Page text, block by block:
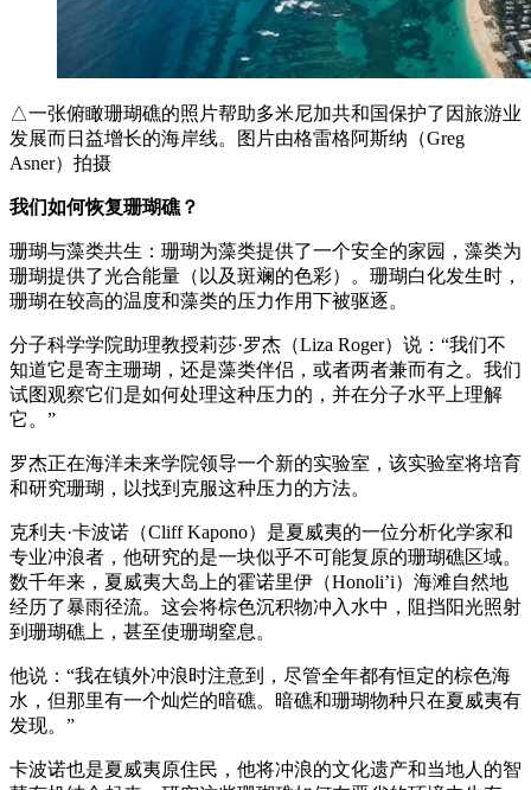
△一张俯瞰珊瑚礁的照片帮助多米尼加共和国保护了因旅游业
发展而日益增长的海岸线。图片由格雷格阿斯纳（Greg
Asner）拍摄
我们如何恢复珊瑚礁？
珊瑚与藻类共生：珊瑚为藻类提供了一个安全的家园，藻类为
珊瑚提供了光合能量（以及斑斓的色彩）。珊瑚白化发生时，
珊瑚在较高的温度和藻类的压力作用下被驱逐。
分子科学学院助理教授莉莎·罗杰（Liza Roger）说：“我们不
知道它是寄主珊瑚，还是藻类伴侣，或者两者兼而有之。我们
试图观察它们是如何处理这种压力的，并在分子水平上理解
它。”
罗杰正在海洋未来学院领导一个新的实验室，该实验室将培育
和研究珊瑚，以找到克服这种压力的方法。
克利夫·卡波诺（Cliff Kapono）是夏威夷的一位分析化学家和
专业冲浪者，他研究的是一块似乎不可能复原的珊瑚礁区域。
数千年来，夏威夷大岛上的霍诺里伊（Honoli’i）海滩自然地
经历了暴雨径流。这会将棕色沉积物冲入水中，阻挡阳光照射
到珊瑚礁上，甚至使珊瑚窒息。
他说：“我在镇外冲浪时注意到，尽管全年都有恒定的棕色海
水，但那里有一个灿烂的暗礁。暗礁和珊瑚物种只在夏威夷有
发现。”
卡波诺也是夏威夷原住民，他将冲浪的文化遗产和当地人的智